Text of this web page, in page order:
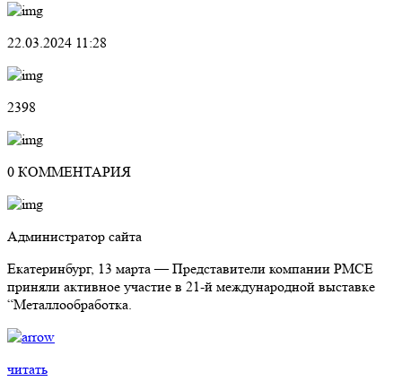
22.03.2024 11:28
2398
0 КОММЕНТАРИЯ
Администратор сайта
Екатеринбург, 13 марта — Представители компании РМСЕ
приняли активное участие в 21-й международной выставке
“Металлообработка.
читать